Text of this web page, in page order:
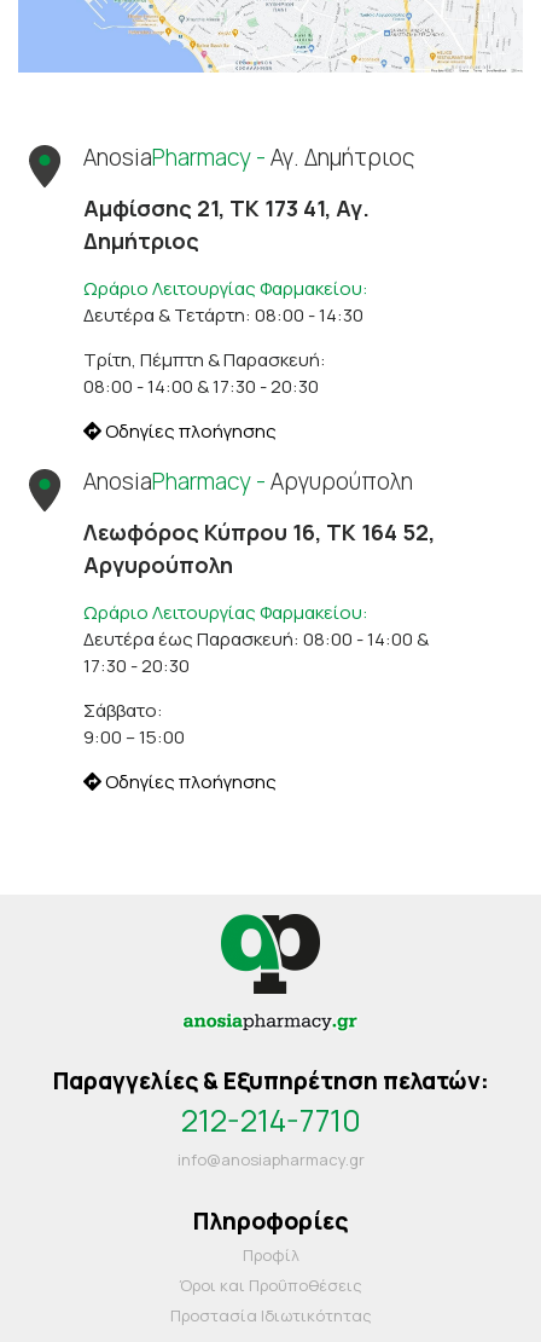
AnosiaPharmacy -Αγ. Δημήτριος
Αμφίσσης 21, ΤΚ 173 41, Αγ.
Δημήτριος
Ωράριο Λειτουργίας Φαρμακείου:
Δευτέρα & Τετάρτη: 08:00 - 14:30
Τρίτη, Πέμπτη & Παρασκευή:
08:00 - 14:00 & 17:30 - 20:30
Οδηγίες πλοήγησης
AnosiaPharmacy -Αργυρούπολη
Λεωφόρος Κύπρου 16, ΤΚ 164 52,
Αργυρούπολη
Ωράριο Λειτουργίας Φαρμακείου:
Δευτέρα έως Παρασκευή: 08:00 - 14:00 &
17:30 - 20:30
Σάββατο:
9:00 – 15:00
Οδηγίες πλοήγησης
Παραγγελίες & Εξυπηρέτηση πελατών:
212-214-7710
info@anosiapharmacy.gr
Πληροφορίες
Προφίλ
Όροι και Προΰποθέσεις
Προστασία Ιδιωτικότητας